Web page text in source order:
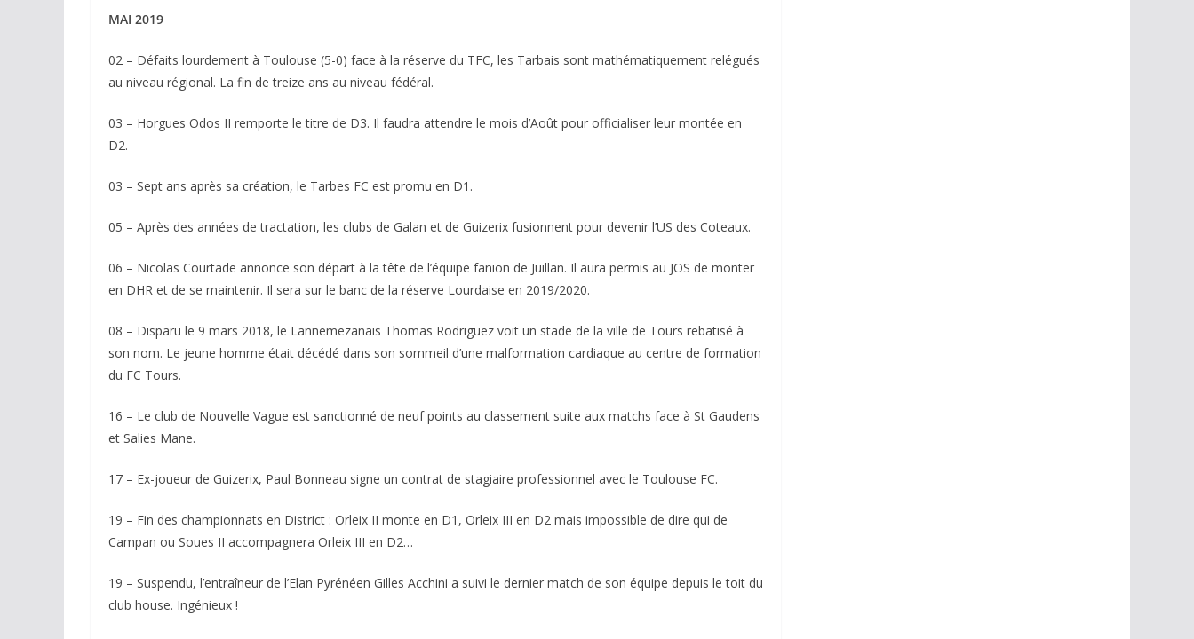
MAI 2019
02 – Défaits lourdement à Toulouse (5-0) face à la réserve du TFC, les Tarbais sont mathématiquement relégués
au niveau régional. La fin de treize ans au niveau fédéral.
03 – Horgues Odos II remporte le titre de D3. Il faudra attendre le mois d’Août pour officialiser leur montée en
D2.
03 – Sept ans après sa création, le Tarbes FC est promu en D1.
05 – Après des années de tractation, les clubs de Galan et de Guizerix fusionnent pour devenir l’US des Coteaux.
06 – Nicolas Courtade annonce son départ à la tête de l’équipe fanion de Juillan. Il aura permis au JOS de monter
en DHR et de se maintenir. Il sera sur le banc de la réserve Lourdaise en 2019/2020.
08 – Disparu le 9 mars 2018, le Lannemezanais Thomas Rodriguez voit un stade de la ville de Tours rebatisé à
son nom. Le jeune homme était décédé dans son sommeil d’une malformation cardiaque au centre de formation
du FC Tours.
16 – Le club de Nouvelle Vague est sanctionné de neuf points au classement suite aux matchs face à St Gaudens
et Salies Mane.
17 – Ex-joueur de Guizerix, Paul Bonneau signe un contrat de stagiaire professionnel avec le Toulouse FC.
19 – Fin des championnats en District : Orleix II monte en D1, Orleix III en D2 mais impossible de dire qui de
Campan ou Soues II accompagnera Orleix III en D2…
19 – Suspendu, l’entraîneur de l’Elan Pyrénéen Gilles Acchini a suivi le dernier match de son équipe depuis le toit du
club house. Ingénieux !